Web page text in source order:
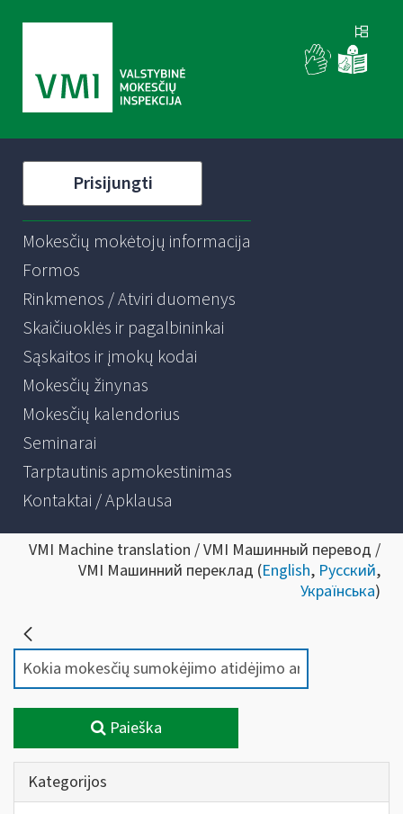
Prisijungti
Mokesčių mokėtojų informacija
Formos
Rinkmenos / Atviri duomenys
Skaičiuoklės ir pagalbininkai
Sąskaitos ir įmokų kodai
Mokesčių žinynas
Mokesčių kalendorius
Seminarai
Tarptautinis apmokestinimas
Kontaktai / Apklausa
VMI Machine translation / VMI Машинный перевод /
VMI Машинний переклад (English, Русский,
Українська)
Paieška
Kategorijos